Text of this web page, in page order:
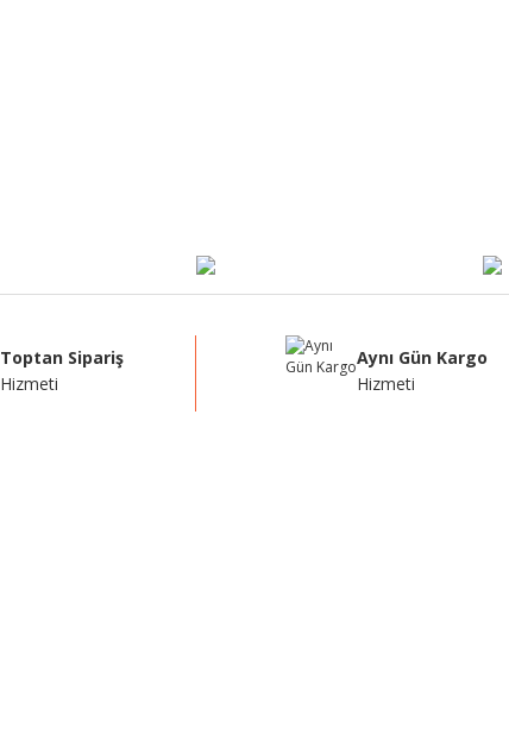
Toptan Sipariş
Hizmeti
Aynı Gün Kargo
Hizmeti